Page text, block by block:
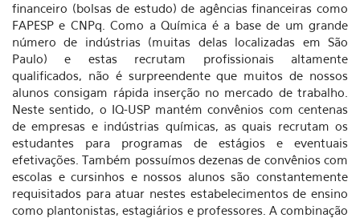
financeiro (bolsas de estudo) de agências financeiras como
FAPESP e CNPq. Como a Química é a base de um grande
número de indústrias (muitas delas localizadas em São
Paulo) e estas recrutam profissionais altamente
qualificados, não é surpreendente que muitos de nossos
alunos consigam rápida inserção no mercado de trabalho.
Neste sentido, o IQ-USP mantém convênios com centenas
de empresas e indústrias químicas, as quais recrutam os
estudantes para programas de estágios e eventuais
efetivações. Também possuímos dezenas de convênios com
escolas e cursinhos e nossos alunos são constantemente
requisitados para atuar nestes estabelecimentos de ensino
como plantonistas, estagiários e professores. A combinação